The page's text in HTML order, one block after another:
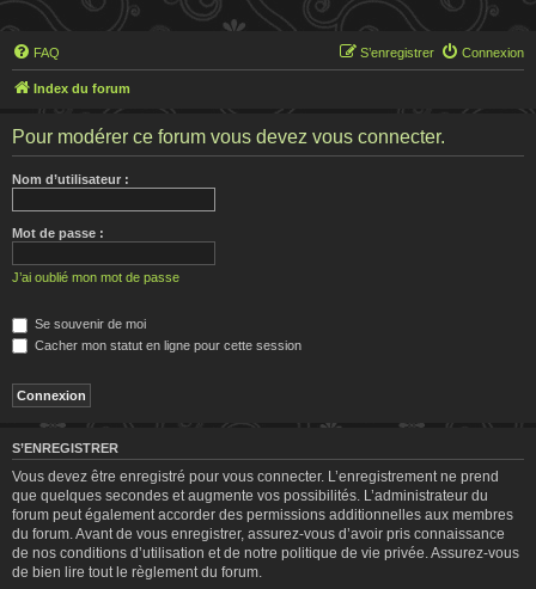
FAQ Connexion
S’enregistrer
Index du forum
Pour modérer ce forum vous devez vous connecter.
Nom d’utilisateur :
Mot de passe :
J’ai oublié mon mot de passe
Se souvenir de moi
Cacher mon statut en ligne pour cette session
S’ENREGISTRER
Vous devez être enregistré pour vous connecter. L’enregistrement ne prend
que quelques secondes et augmente vos possibilités. L’administrateur du
forum peut également accorder des permissions additionnelles aux membres
du forum. Avant de vous enregistrer, assurez-vous d’avoir pris connaissance
de nos conditions d’utilisation et de notre politique de vie privée. Assurez-vous
de bien lire tout le règlement du forum.